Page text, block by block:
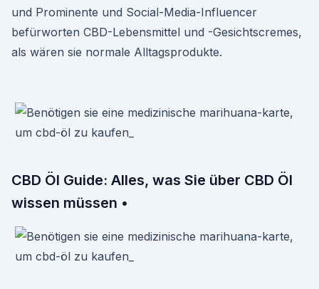
und Prominente und Social-Media-Influencer
befürworten CBD-Lebensmittel und -Gesichtscremes,
als wären sie normale Alltagsprodukte.
CBD Öl Guide: Alles, was Sie über CBD Öl
wissen müssen •